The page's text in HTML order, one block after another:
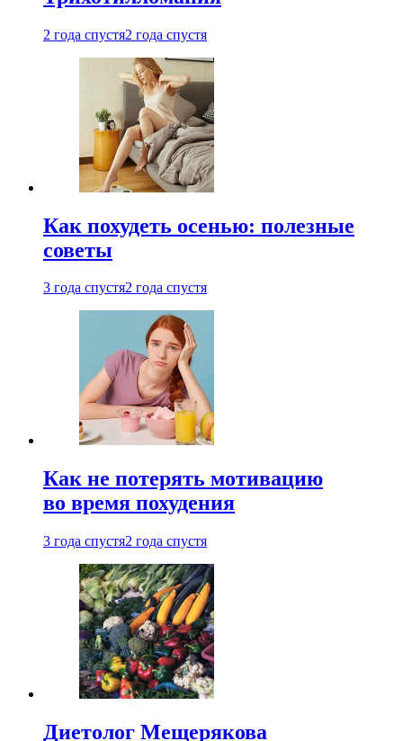
2 года спустя2 года спустя
Как похудеть осенью: полезные
советы
3 года спустя2 года спустя
Как не потерять мотивацию
во время похудения
3 года спустя2 года спустя
Диетолог Мещерякова